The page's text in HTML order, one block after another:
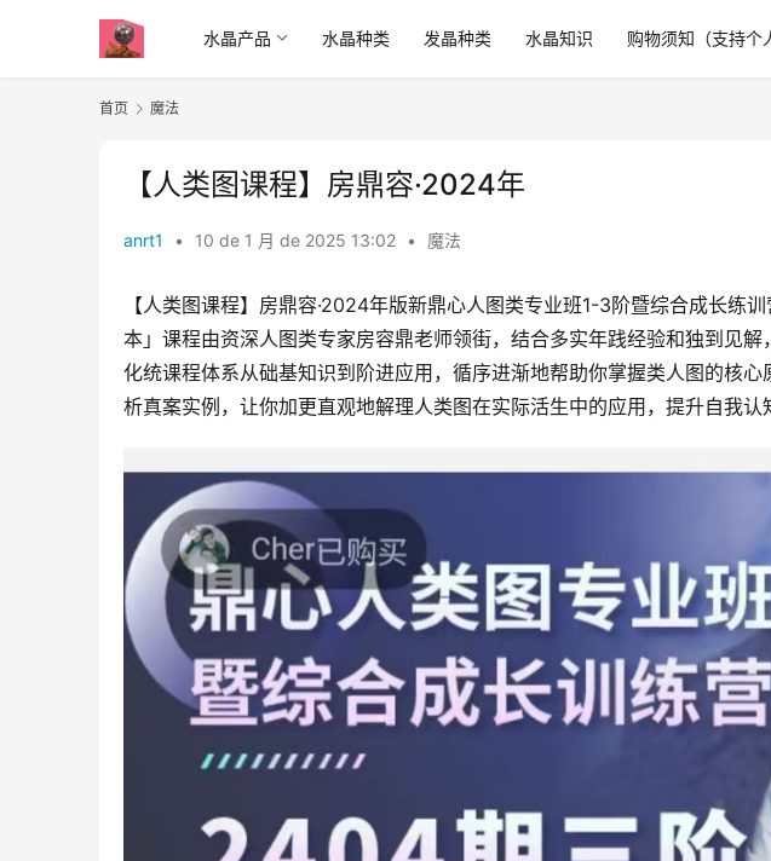
水晶产品 水晶种类 发晶种类 水晶知识 购物须知（支持个
首页 魔法
【人类图课程】房鼎容·2024年
anrt1 • 10 de 1 月 de 2025 13:02 • 魔法
【人类图课程】房鼎容·2024年版新‬鼎心人图类‬专业班1-3阶暨综合成长练
本」课程由资深人图类‬专家房容鼎‬老师领街，结合多实年‬践经验和独到见
化统‬课程体系从础基‬知识到阶进‬应用，循序进渐‬地帮助你掌握类人‬图的核
析真案实‬例，让你加更‬直观地解理‬人类图在实际活生‬中的应用，提升自我认